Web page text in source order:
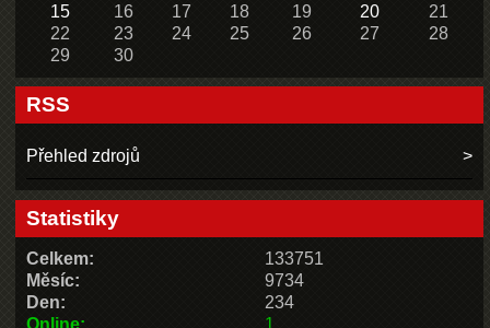
15
16 17 18 19 20
21
22
23 24 25 26 27
28
29
30
RSS
Přehled zdrojů
Statistiky
Online: 1
Celkem:
133751
Měsíc:
9734
Den:
234